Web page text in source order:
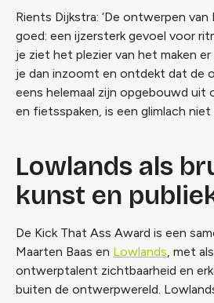
Rients Dijkstra: ‘De ontwerpen
goed: een ijzersterk gevoel voor
je ziet het plezier van het maken
je dan inzoomt en ontdekt dat de
eens helemaal zijn opgebouwd uit
en fietsspaken, is een glimlach niet
Lowlands als
kunst en
De Kick That Ass Award is een
Maarten Baas en Lowlands , met
ontwerptalent zichtbaarheid en
buiten de ontwerpwereld.